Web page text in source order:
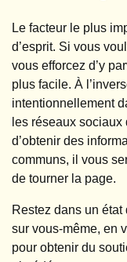
Le facteur le plus
d’esprit. Si vous
vous efforcez d’y
plus facile. À
intentionnellement
les réseaux
d’obtenir des
communs, il vous
de tourner la page.
Restez dans un état
sur vous-même, en
pour obtenir du